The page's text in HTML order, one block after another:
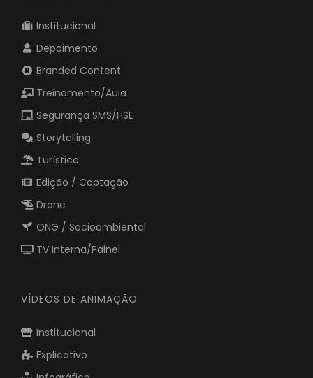
Institucional
Depoimento
Branded Content
Treinamento/Aula
Segurança SMS/HSE
Storytelling
Turístico
Edição / Captação
Drone
ONG / Socioambiental
TV Interna/Painel
VÍDEOS DE ANIMAÇÃO
Institucional
Explicativo